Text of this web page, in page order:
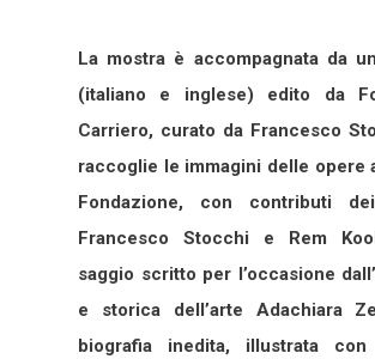
La mostra è accompagnata da
(italiano e inglese) edito da
Carriero, curato da Francesco
raccoglie le immagini delle opere
Fondazione, con contributi
Francesco Stocchi e Rem
saggio scritto per l’occasione
e storica dell’arte Adachiara
biografia inedita, illustrata con